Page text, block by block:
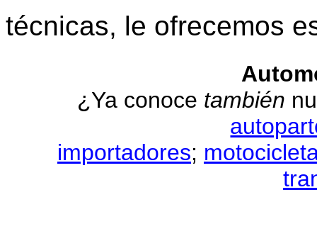
técnicas, le ofrecemos
¿Ya conoce también
importadores;